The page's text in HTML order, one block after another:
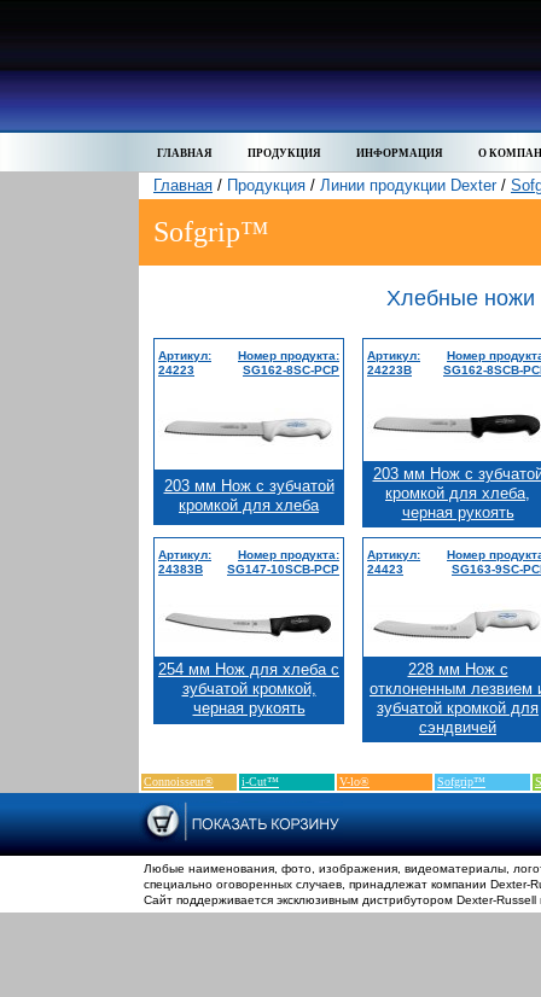
ГЛАВНАЯ ПРОДУКЦИЯ ИНФОРМАЦИЯ О
Главная / Продукция / Линии продукции Dexter/
Sofgrip™
Хлебные ножи
Артикул:
24223
Номер продукта:
SG162-8SC-PCP
203 мм Нож с зубчатой
кромкой для хлеба
Артикул:
24223B
Номер
SG162-8SCB-
203 мм Нож с
кромкой для хлеба,
черная рукоять
Артикул:
24383B
Номер продукта:
SG147-10SCB-PCP
254 мм Нож для хлеба с
зубчатой кромкой,
черная рукоять
Артикул:
24423
Номер
SG163-9SC-
228 мм Нож с
отклоненным лезвием
зубчатой кромкой для
сэндвичей
Connoisseur® i-Cut™ V-lo® Sofgrip™
Любые наименования, фото, изображения, видеоматериалы,
специально оговоренных случаев, принадлежат компании Dexter-
Сайт поддерживается эксклюзивным дистрибутором Dexter-Russell